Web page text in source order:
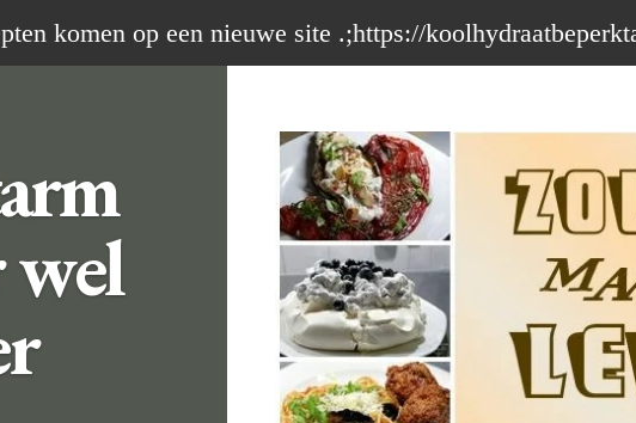
komen op een nieuwe site .;https://
wel